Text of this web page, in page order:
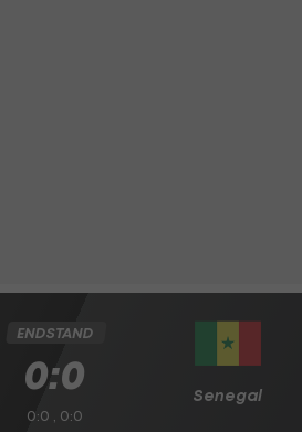
Senegal
ENDSTAND
0:0
0:0 , 0:0